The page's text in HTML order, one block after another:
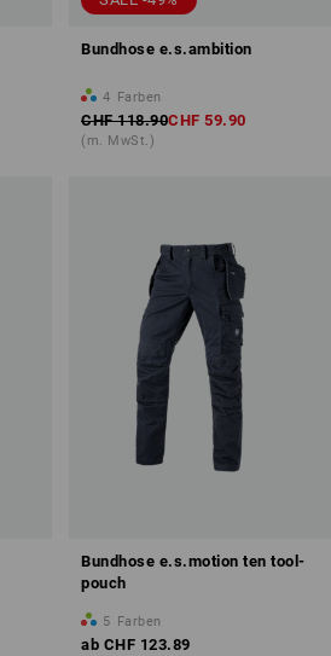
Bundhose e.s.ambition
4 Farben
CHF 118.90CHF 59.90
(m. MwSt.)
Bundhose e.s.motion ten tool-
pouch
5 Farben
ab CHF 123.89